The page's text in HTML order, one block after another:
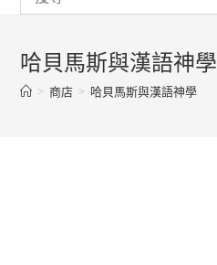
哈貝馬斯與漢語神學
> 商店 > 哈貝馬斯與漢語神學